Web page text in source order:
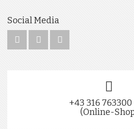
Social Media
+43 316 763300
(Online-